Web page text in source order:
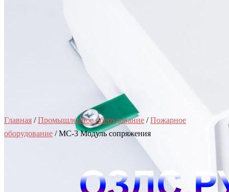
Главная /Промышленное оборудование /Пожарное
оборудование / МС-3 Модуль сопряжения